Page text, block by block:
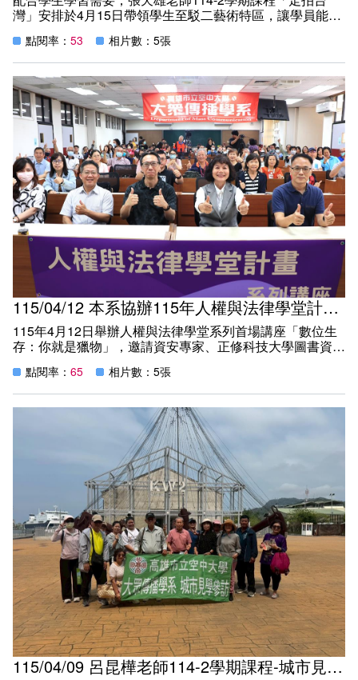
灣」安排於4月15日帶領學生至駁二藝術特區，讓學員能透
味，師生共同創造美好的回憶，期待下次再續。
點閱率： 53 相片數：5張
115/04/12 本系協辦115年人權與法律學堂計畫系列講座(I)「數位生存：你就是獵物」
115年4月12日舉辦人權與法律學堂系列首場講座「數位生
存：你就是獵物」，邀請資安專家、正修科技大學圖書資訊
犯罪手法，提醒師生在享受數位便利之餘，更要提高警覺、
學會自我保護。
主講人薛甘霖以生活中常見的網路情境為例，深入剖析當前
多樣化的詐騙與駭客手法，包括利用人性弱點進行社交工
程、透過系統漏洞進行攻擊等方式，讓與會者了解看似平常
的操作背後可能隱藏的風險。他同時強調資訊自主權的重要
性，並提供實用的基本應變原則與求助管道，協助師生在面
對資安事件時，能迅速採取適當行動，降低損害。
本次講座由「人權與法律學堂」主辦，大眾傳播學系協辦，
活動現場不少師生與民眾到場參與，和主講人互動熱烈。期
盼本次講座，能讓人權與法律知識走入生活，在數位時代中
培養守法觀念與維護自身權益的能力，打造更安全、安心的
生活環境。
【新聞稿】4/12(日)115年人權與法律學堂計畫系列講座(I)
「數位生存：你就是獵物」
點閱率： 65 相片數：5張
115/04/09 呂昆樺老師114-2學期課程-城市見學參訪1 (主題：城市文化與空間意象)